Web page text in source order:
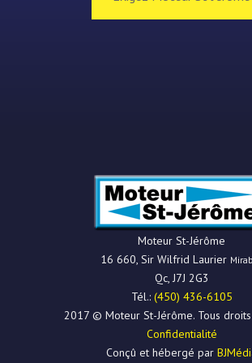
Moteur St-Jérôme
16 660, Sir Wilfrid Laurier
Qc, J7J 2G3
Tél.: (450) 436-6105
2017 © Moteur St-Jérôme. Tous
Confidentialité
Conçû et hébergé par